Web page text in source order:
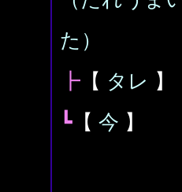
た）
┣ 【 タレ 】
┗ 【 今 】